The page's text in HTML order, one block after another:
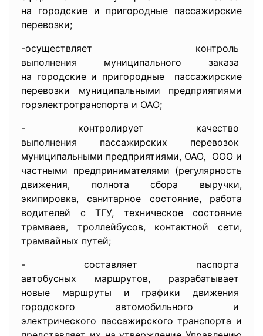
на городские и пригородные пассажирские
перевозки;
-осуществляет контроль
выполнения муниципального заказа
на городские и пригородные пассажирские
перевозки муниципальными предприятиями
горэлектротранспорта и ОАО;
- контролирует качество
выполнения пассажирских перевозок
муниципальными предприятиями, ОАО, ООО и
частными предпринимателями (регулярность
движения, полнота сбора выручки,
экипировка, санитарное состояние, работа
водителей с ТГУ, техническое состояние
трамваев, троллейбусов, контактной сети,
трамвайных путей;
- составляет паспорта
автобусных маршрутов, разрабатывает
новые маршруты и графики движения
городского автомобильного и
электрического пассажирского транспорта и